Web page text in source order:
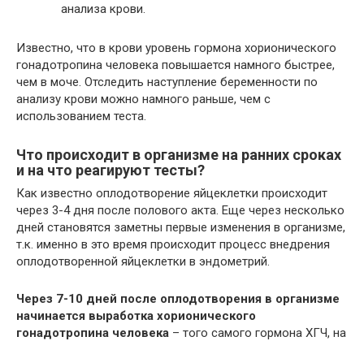
анализа крови.
Известно, что в крови уровень гормона хорионического
гонадотропина человека повышается намного быстрее,
чем в моче. Отследить наступление беременности по
анализу крови можно намного раньше, чем с
использованием теста.
Что происходит в организме на ранних сроках
и на что реагируют тесты?
Как известно оплодотворение яйцеклетки происходит
через 3-4 дня после полового акта. Еще через несколько
дней становятся заметны первые изменения в организме,
т.к. именно в это время происходит процесс внедрения
оплодотворенной яйцеклетки в эндометрий.
Через 7-10 дней после оплодотворения в организме
начинается выработка хорионического
гонадотропина человека – того самого гормона ХГЧ, на